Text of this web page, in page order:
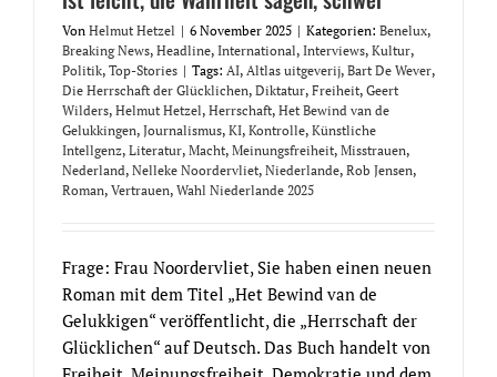
Von Helmut Hetzel | 6 November 2025 | Kategorien: Benelux,
Breaking News, Headline, International, Interviews, Kultur,
Politik, Top-Stories | Tags: AI, Altlas uitgeverij, Bart De Wever,
Die Herrschaft der Glücklichen, Diktatur, Freiheit, Geert
Wilders, Helmut Hetzel, Herrschaft, Het Bewind van de
Gelukkingen, Journalismus, KI, Kontrolle, Künstliche
Intellgenz, Literatur, Macht, Meinungsfreiheit, Misstrauen,
Nederland, Nelleke Noordervliet, Niederlande, Rob Jensen,
Roman, Vertrauen, Wahl Niederlande 2025
Frage: Frau Noordervliet, Sie haben einen neuen
Roman mit dem Titel „Het Bewind van de
Gelukkigen“ veröffentlicht, die „Herrschaft der
Glücklichen“ auf Deutsch. Das Buch handelt von